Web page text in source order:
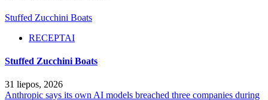
Stuffed Zucchini Boats
RECEPTAI
Stuffed Zucchini Boats
31 liepos, 2026
Anthropic says its own AI models breached three companies during